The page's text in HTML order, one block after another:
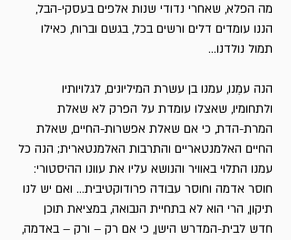
מה הפלא, שאחרי נדודי שנות אלפים בעסקי-הבל,
הננו עומדים דלים ורשים בכל, בגשם וברוח, כאילו
תמול נולדנו...
הנה עמֵנו, עמנו בן עשרת המיליונים, לגלויותיו
ולתחומיו, שאצלו עומדת על הפרק לא שאלת
המרת-הדת, כי אם שאלת אפשרות-החיים, שאלת
החיים האלמנטאריים והתרבות האלמנטארית; הנה כל
עמנו התלוי באוויר והנושא עליו את עוונו ההיסטורי:
חוסר אדמה וחוסר עבודה פרודוקטיבית... ואם יש לנו
תיקון, הרי הוא לא בתחיית הנבואה, במציאת תוכן
חדש לבית-המדרש הישן, כי אם רק – ורק – באדמה,